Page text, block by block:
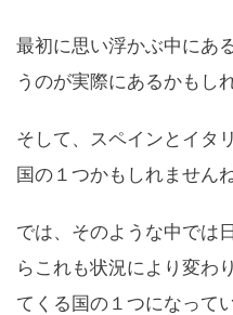
最初に思い浮かぶ中にあ
うのが実際にあるかもし
そして、スペインとイタ
国の１つかもしれませんね
では、そのような中では
らこれも状況により変わ
てくる国の１つになって